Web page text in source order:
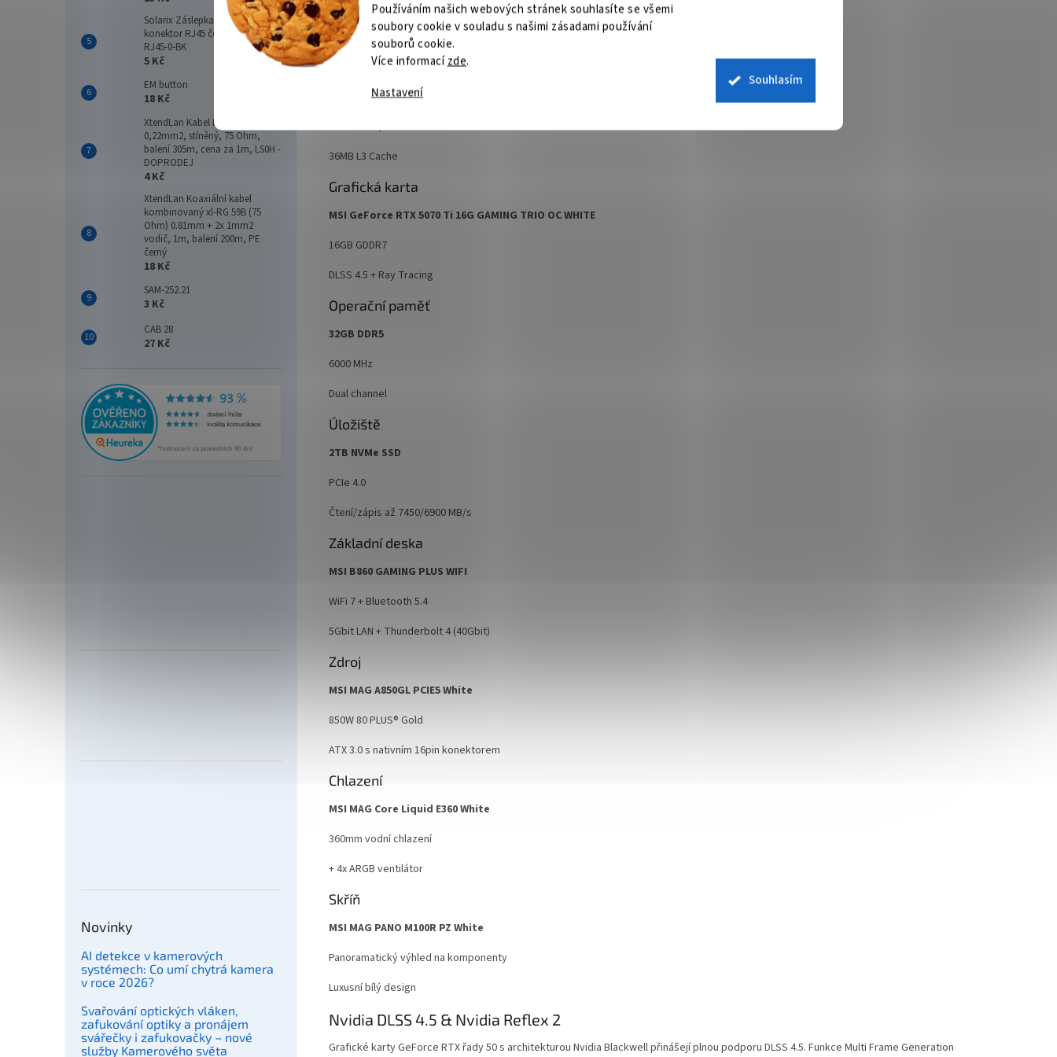
Používáním našich webových stránek souhlasíte se všemi
soubory cookie v souladu s našimi zásadami používání
souborů cookie.
Více informacízde.
Nastavení
Souhlasím
Solarix Záslepka pro female
konektor RJ45 černá plastová
RJ45-0-BK
5 Kč
EM button
18 Kč
XtendLan Kabel B9501NH, 2+1,
0,22mm2, stíněný, 75 Ohm,
balení 305m, cena za 1m, LS0H -
DOPRODEJ
4 Kč
XtendLan Koaxiální kabel
kombinovaný xl-RG 59B (75
Ohm) 0.81mm + 2x 1mm2
vodič, 1m, balení 200m, PE
černý
18 Kč
SAM-252.21
3 Kč
CAB 28
27 Kč
Novinky
AI detekce v kamerových
systémech: Co umí chytrá kamera
v roce 2026?
Svařování optických vláken,
zafukování optiky a pronájem
svářečky i zafukovačky – nové
služby Kamerového světa
Technické specifikace
Procesor
Intel Core Ultra 7 270K Plus
24 jader / 24 vláken
Turbo až 5,5 GHz
36MB L3 Cache
Grafická karta
MSI GeForce RTX 5070 Ti 16G GAMING TRIO OC WHITE
16GB GDDR7
DLSS 4.5 + Ray Tracing
Operační paměť
32GB DDR5
6000 MHz
Dual channel
Úložiště
2TB NVMe SSD
PCIe 4.0
Čtení/zápis až 7450/6900 MB/s
Základní deska
MSI B860 GAMING PLUS WIFI
WiFi 7 + Bluetooth 5.4
5Gbit LAN + Thunderbolt 4 (40Gbit)
Zdroj
MSI MAG A850GL PCIE5 White
850W 80 PLUS® Gold
ATX 3.0 s nativním 16pin konektorem
Chlazení
MSI MAG Core Liquid E360 White
360mm vodní chlazení
+ 4x ARGB ventilátor
Skříň
MSI MAG PANO M100R PZ White
Panoramatický výhled na komponenty
Luxusní bílý design
Nvidia DLSS 4.5 & Nvidia Reflex 2
Grafické karty GeForce RTX řady 50 s architekturou Nvidia Blackwell přinášejí plnou podporu DLSS 4.5. Funkce Multi Frame Generation